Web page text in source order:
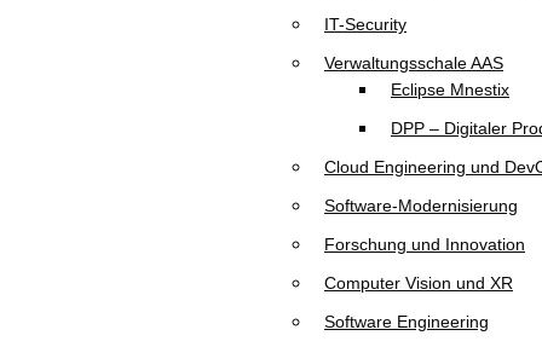
IT-Security
Verwaltungsschale AAS
Eclipse Mnestix
DPP – Digitaler
Cloud Engineering und
Software-Modernisierung
Forschung und Innovation
Computer Vision und XR
Software Engineering